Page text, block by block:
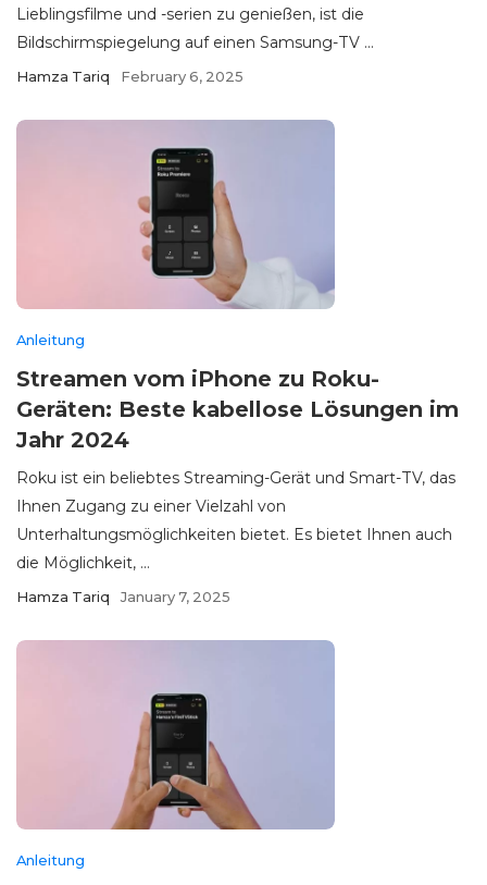
Lieblingsfilme und -serien zu genießen, ist die
Bildschirmspiegelung auf einen Samsung-TV ...
Hamza Tariq February 6, 2025
Anleitung
Streamen vom iPhone zu Roku-
Geräten: Beste kabellose Lösungen im
Jahr 2024
Roku ist ein beliebtes Streaming-Gerät und Smart-TV, das
Ihnen Zugang zu einer Vielzahl von
Unterhaltungsmöglichkeiten bietet. Es bietet Ihnen auch
die Möglichkeit, ...
Hamza Tariq January 7, 2025
Anleitung